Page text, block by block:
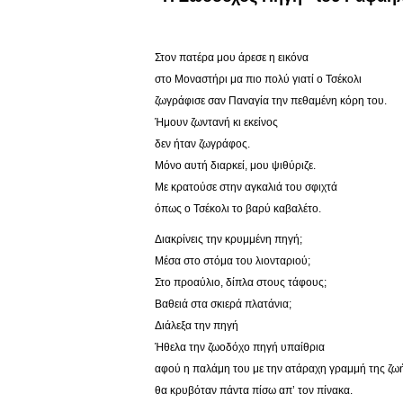
Στον πατέρα μου άρεσε η εικόνα
στο Μοναστήρι μα πιο πολύ γιατί ο Τσέκολι
ζωγράφισε σαν Παναγία την πεθαμένη κόρη του.
Ήμουν ζωντανή κι εκείνος
δεν ήταν ζωγράφος.
Μόνο αυτή διαρκεί, μου ψιθύριζε.
Με κρατούσε στην αγκαλιά του σφιχτά
όπως ο Τσέκολι το βαρύ καβαλέτο.
Διακρίνεις την κρυμμένη πηγή;
Μέσα στο στόμα του λιονταριού;
Στο προαύλιο, δίπλα στους τάφους;
Βαθειά στα σκιερά πλατάνια;
Διάλεξα την πηγή
Ήθελα την ζωοδόχο πηγή υπαίθρια
αφού η παλάμη του με την ατάραχη γραμμή της
θα κρυβόταν πάντα πίσω απ’ τον πίνακα.